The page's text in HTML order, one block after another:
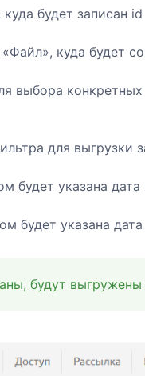
будет записан
куда будет
выбора
для выгрузки
будет указана
будет указана
будут выгружены